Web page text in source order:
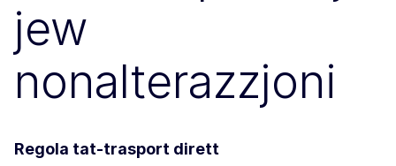
jew
nonalterazzjoni
Regola tat-trasport dirett